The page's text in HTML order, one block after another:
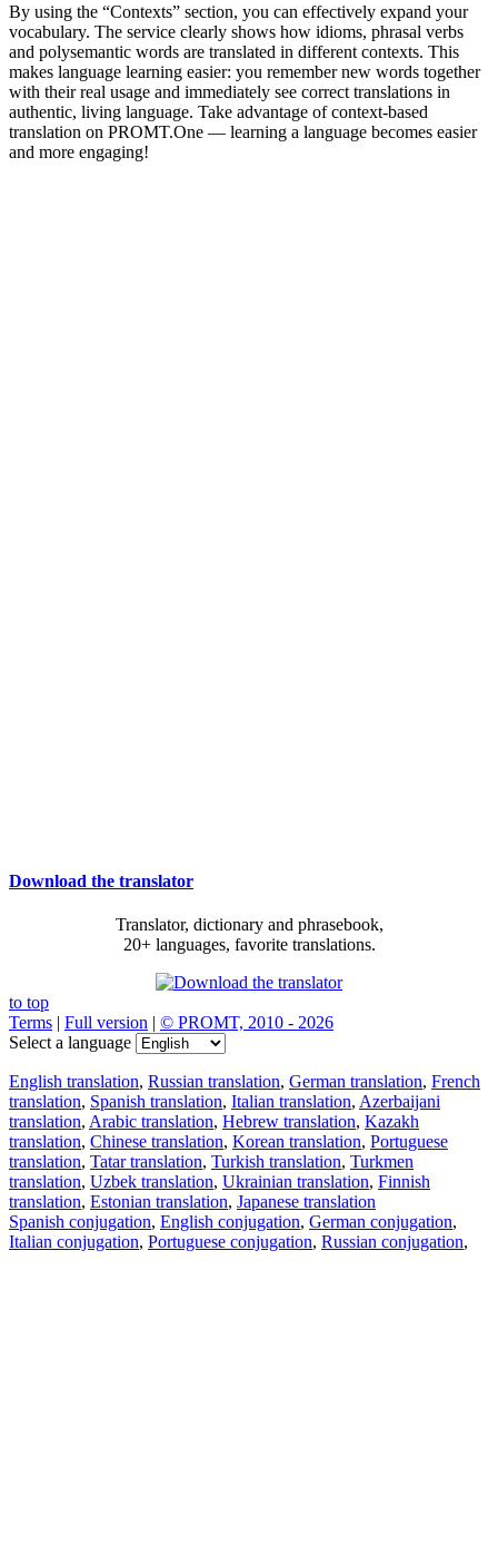
By using the “Contexts” section, you can effectively expand your
vocabulary. The service clearly shows how idioms, phrasal verbs
and polysemantic words are translated in different contexts. This
makes language learning easier: you remember new words together
with their real usage and immediately see correct translations in
authentic, living language. Take advantage of context-based
translation on PROMT.One — learning a language becomes easier
and more engaging!
Download the translator
Translator, dictionary and phrasebook,
20+ languages, favorite translations.
to top
Terms | Full version | © PROMT, 2010 - 2026
Select a language
English translation, Russian translation, German translation, French
translation, Spanish translation, Italian translation, Azerbaijani
translation, Arabic translation, Hebrew translation, Kazakh
translation, Chinese translation, Korean translation, Portuguese
translation, Tatar translation, Turkish translation, Turkmen
translation, Uzbek translation, Ukrainian translation, Finnish
translation, Estonian translation, Japanese translation
Spanish conjugation, English conjugation, German conjugation,
Italian conjugation, Portuguese conjugation, Russian conjugation,